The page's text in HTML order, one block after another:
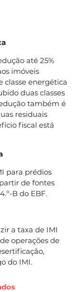
até 25%
imóveis
classe energética
duas classes
também é
residuais
fiscal está
para prédios
de fontes
B do EBF.
a taxa de IMI
operações de
do IMI.